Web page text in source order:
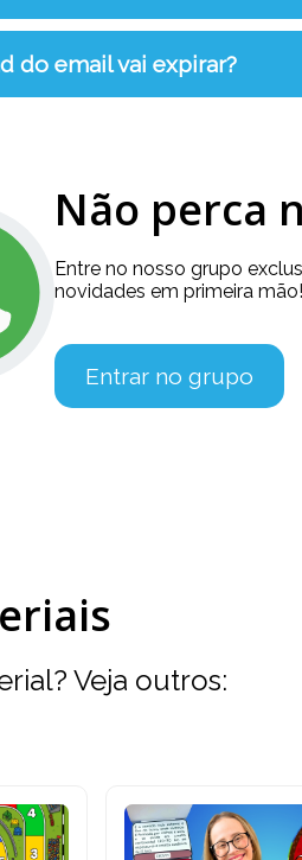
do email vai expirar?
Não perca
Entre no nosso grupo
novidades em primeira mão!
Entrar no grupo
Veja outros: